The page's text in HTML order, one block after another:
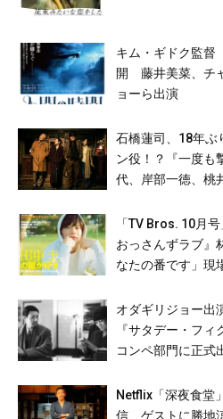
キム・ギドク監督
開 藤井美菜、チ
ョーら出演
石橋蓮司、18年ぶ
ン役！？『一度も
代、岸部一徳、桃
「TV Bros. 10月
おっさんずラブ』
なたの番です」現
オダギリジョー出
『サタデー・フ
コンペ部門に正式
Netflix「深夜食堂
信、ゲストに勝地